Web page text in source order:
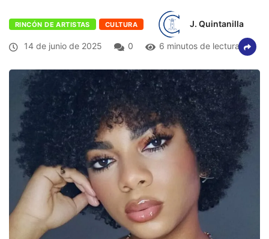
RINCÓN DE ARTISTAS CULTURA J. Quintanilla
14 de junio de 2025 0 6 minutos de lectura